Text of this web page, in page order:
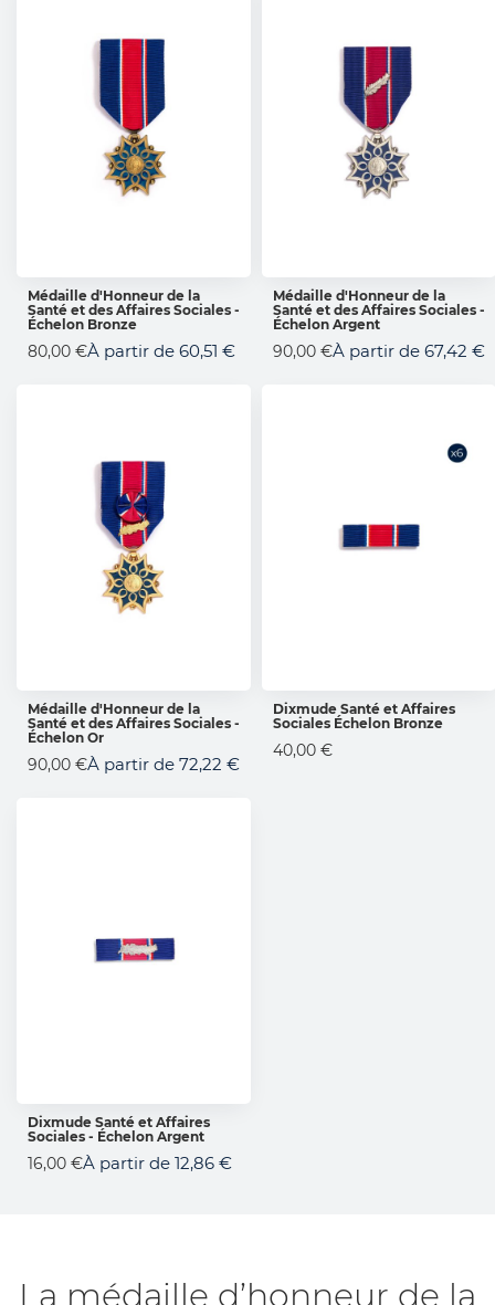
AJOUTER AU PANIER
Médaille d'Honneur de la
Santé et des Affaires Sociales -
Échelon Bronze
80,00 €À partir de 60,51 €
AJOUTER AU PANIER
Médaille d'Honneur de la
Santé et des Affaires Sociales -
Échelon Argent
90,00 €À partir de 67,42 €
AJOUTER AU PANIER
Médaille d'Honneur de la
Santé et des Affaires Sociales -
Échelon Or
90,00 €À partir de 72,22 €
AJOUTER AU PANIER
Dixmude Santé et Affaires
Sociales Échelon Bronze
40,00 €
AJOUTER AU PANIER
Dixmude Santé et Affaires
Sociales - Échelon Argent
16,00 €À partir de 12,86 €
La médaille d’honneur de la